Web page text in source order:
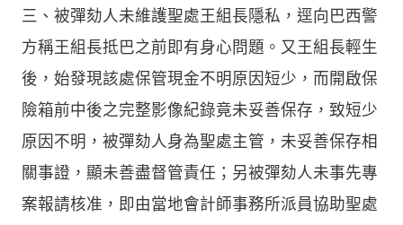
三、被彈劾人未維護聖處王組長隱私，逕向巴西警
方稱王組長抵巴之前即有身心問題。又王組長輕生
後，始發現該處保管現金不明原因短少，而開啟保
險箱前中後之完整影像紀錄竟未妥善保存，致短少
原因不明，被彈劾人身為聖處主管，未妥善保存相
關事證，顯未善盡督管責任；另被彈劾人未事先專
案報請核准，即由當地會計師事務所派員協助聖處